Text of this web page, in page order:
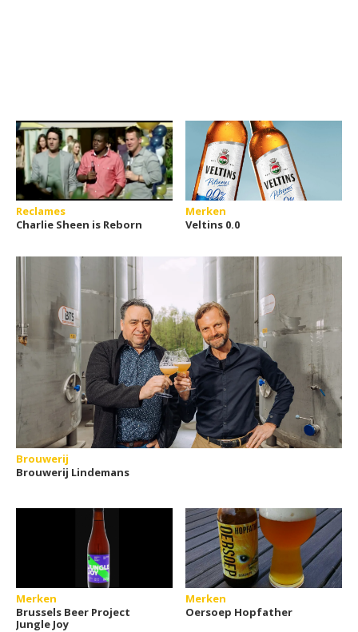
Reclames
Charlie Sheen is Reborn
Merken
Veltins 0.0
Brouwerij
Brouwerij Lindemans
Merken
Brussels Beer Project
Jungle Joy
Merken
Oersoep Hopfather